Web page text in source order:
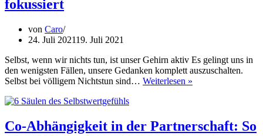
fokussiert
von Caro
24. Juli 202119. Juli 2021
Selbst, wenn wir nichts tun, ist unser Gehirn aktiv Es gelingt uns in
den wenigsten Fällen, unsere Gedanken komplett auszuschalten.
Selbst bei völligem Nichtstun sind… Weiterlesen »
So
wirst
Co-Abhängigkeit in der Partnerschaft: So